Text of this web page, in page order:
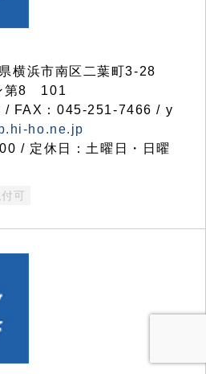
横浜市南区二葉町3-28
第8 101
FAX：045-251-7466 / y
ho.ne.jp
/ 定休日：土曜日・日曜
可